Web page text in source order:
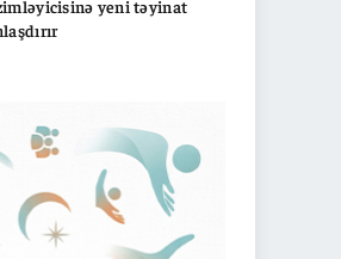
yeni təyinat